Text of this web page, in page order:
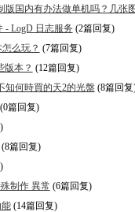
版国内有办法做单机吗？几张
- LogD 日志服务 (2篇回复)
么玩？ (7篇回复)
版本？ (12篇回复)
知何時買的天2的光盤(8篇回复
(0篇回复)
(8篇回复)
制作 異常 (6篇回复)
(14篇回复)